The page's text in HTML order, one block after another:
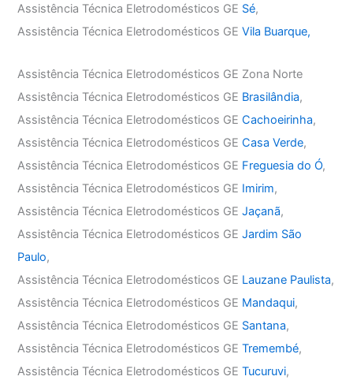
Assistência Técnica Eletrodomésticos GE Sé,
Assistência Técnica Eletrodomésticos GEVila Buarque,
Assistência Técnica Eletrodomésticos GE Zona Norte
Assistência Técnica Eletrodomésticos GE Brasilândia,
Assistência Técnica Eletrodomésticos GECachoeirinha,
Assistência Técnica Eletrodomésticos GECasa Verde,
Assistência Técnica Eletrodomésticos GE Freguesia do Ó,
Assistência Técnica Eletrodomésticos GE Imirim,
Assistência Técnica Eletrodomésticos GEJaçanã,
Assistência Técnica Eletrodomésticos GEJardim São
Paulo,
Assistência Técnica Eletrodomésticos GE Lauzane Paulista,
Assistência Técnica Eletrodomésticos GE Mandaqui,
Assistência Técnica Eletrodomésticos GE Santana,
Assistência Técnica Eletrodomésticos GETremembé,
Assistência Técnica Eletrodomésticos GETucuruvi,